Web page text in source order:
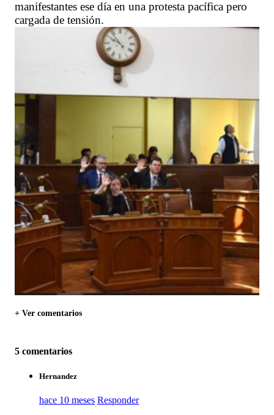
manifestantes ese día en una protesta pacífica pero
cargada de tensión.
+ Ver comentarios
5 comentarios
Hernandez
hace 10 meses Responder